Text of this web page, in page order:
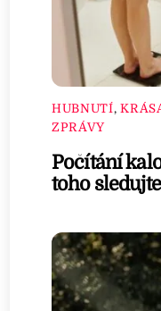
HUBNUTÍ,
ZPRÁVY
Počítání
toho